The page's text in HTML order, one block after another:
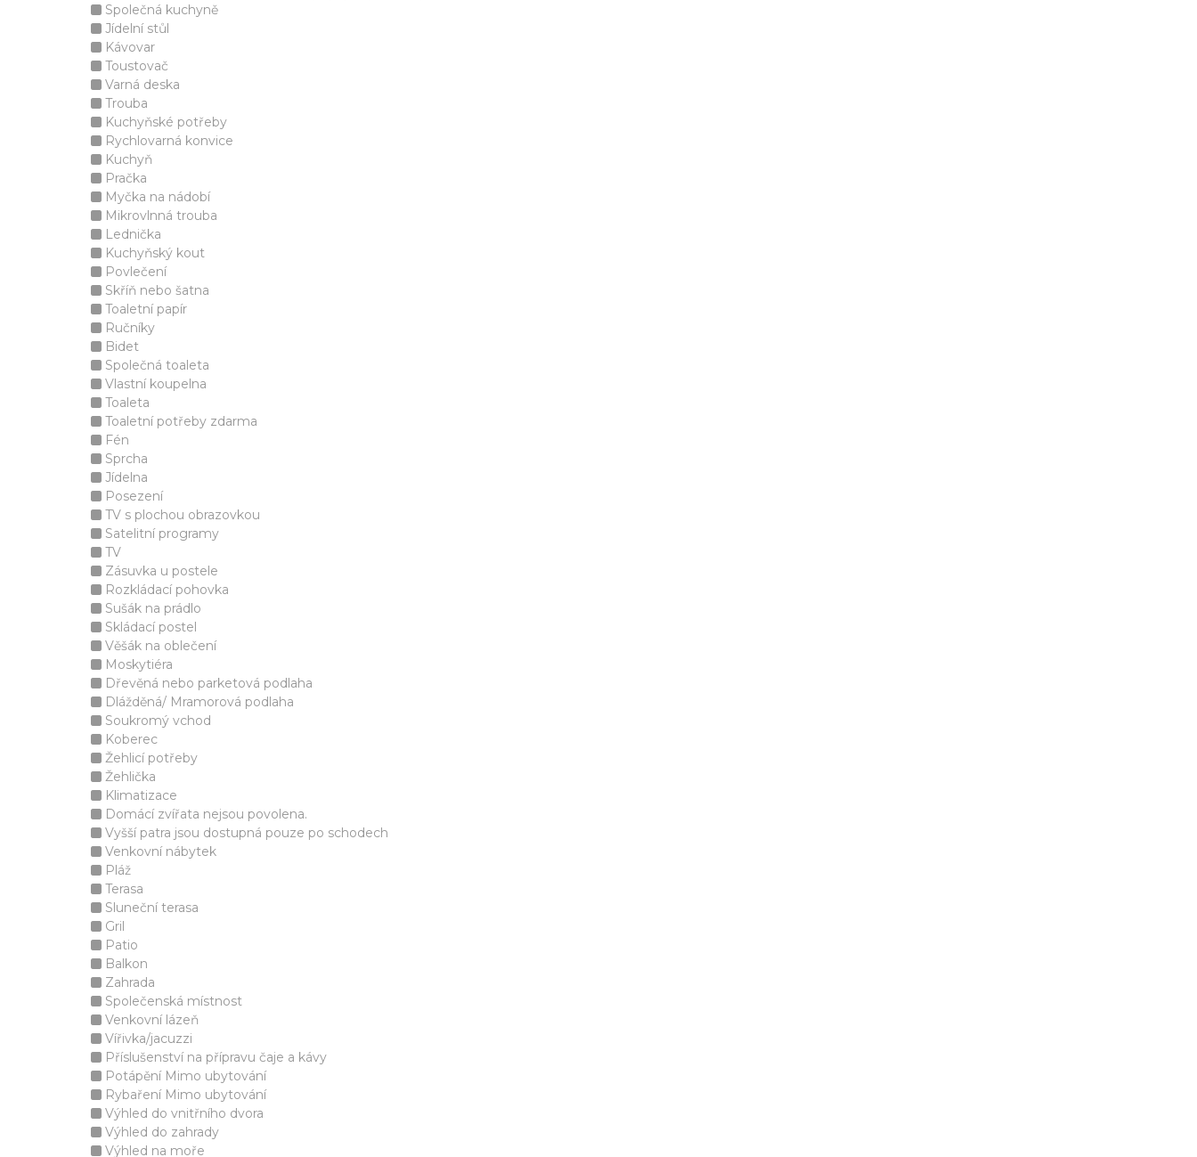
Společná kuchyně
Jídelní stůl
Kávovar
Toustovač
Varná deska
Trouba
Kuchyňské potřeby
Rychlovarná konvice
Kuchyň
Pračka
Myčka na nádobí
Mikrovlnná trouba
Lednička
Kuchyňský kout
Povlečení
Skříň nebo šatna
Toaletní papír
Ručníky
Bidet
Společná toaleta
Vlastní koupelna
Toaleta
Toaletní potřeby zdarma
Fén
Sprcha
Jídelna
Posezení
TV s plochou obrazovkou
Satelitní programy
TV
Zásuvka u postele
Rozkládací pohovka
Sušák na prádlo
Skládací postel
Věšák na oblečení
Moskytiéra
Dřevěná nebo parketová podlaha
Dlážděná/ Mramorová podlaha
Soukromý vchod
Koberec
Žehlicí potřeby
Žehlička
Klimatizace
Domácí zvířata nejsou povolena.
Vyšší patra jsou dostupná pouze po schodech
Venkovní nábytek
Pláž
Terasa
Sluneční terasa
Gril
Patio
Balkon
Zahrada
Společenská místnost
Venkovní lázeň
Vířivka/jacuzzi
Příslušenství na přípravu čaje a kávy
Potápění Mimo ubytování
Rybaření Mimo ubytování
Výhled do vnitřního dvora
Výhled do zahrady
Výhled na moře